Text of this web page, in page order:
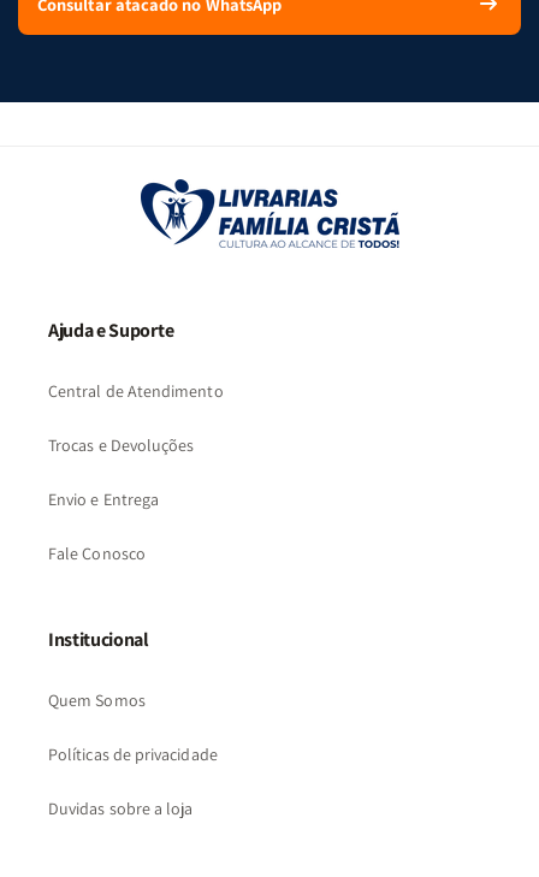
Ajuda e Suporte
Central de Atendimento
Trocas e Devoluções
Envio e Entrega
Fale Conosco
Institucional
Quem Somos
Políticas de privacidade
Duvidas sobre a loja